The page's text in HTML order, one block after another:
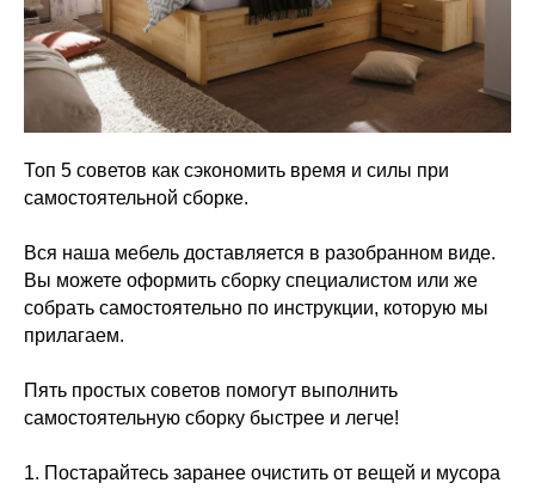
Топ 5 советов как сэкономить время и силы при
самостоятельной сборке.
Вся наша мебель доставляется в разобранном виде.
Вы можете оформить сборку специалистом или же
собрать самостоятельно по инструкции, которую мы
прилагаем.
Пять простых советов помогут выполнить
самостоятельную сборку быстрее и легче!
1. Постарайтесь заранее очистить от вещей и мусора